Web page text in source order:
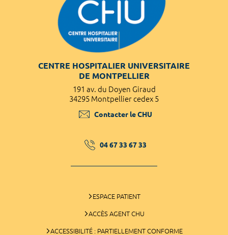
CENTRE HOSPITALIER UNIVERSITAIRE
DE MONTPELLIER
191 av. du Doyen Giraud
34295 Montpellier cedex 5
Contacter le CHU
04 67 33 67 33
ESPACE PATIENT
ACCÈS AGENT CHU
ACCESSIBILITÉ : PARTIELLEMENT CONFORME